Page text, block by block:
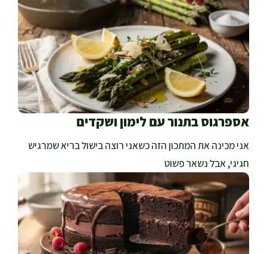
אספרגוס בתנור עם לימון ושקדים
אני מכינה את המתכון הזה כשאני רוצה בישול בריא שמרגיש
חגיגי, אבל נשאר פשוט